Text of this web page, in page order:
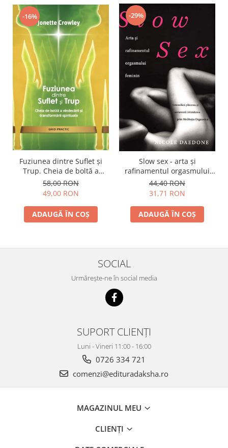
-16%
Fuziunea dintre Suflet și
Trup. Cheia de boltă a
vindecării și transformării
spirituale
58,00 RON
49,00 RON
ADAUGĂ ÎN COȘ
-29%
Slow sex - arta şi
rafinamentul orgasmului
feminin
44,40 RON
31,71 RON
ADAUGĂ ÎN COȘ
SOCIAL
Urmărește-ne în social media
SUPORT CLIENȚI
Luni - Vineri 11:00 - 16:00
0726 334 721
comenzi@edituradaksha.ro
MAGAZINUL MEU
CLIENȚI